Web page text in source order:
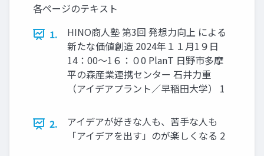
各ページのテキスト
1.
HINO商人塾 第3回 発想力向上 による
新たな価値創造 2024年１１月1９日
14：00～1６：０0 PlanT 日野市多摩
平の森産業連携センター 石井力重
（アイデアプラント／早稲田大学） 1
2.
アイデアが好きな人も、苦手な人も
「アイデアを出す」のが楽しくなる 2